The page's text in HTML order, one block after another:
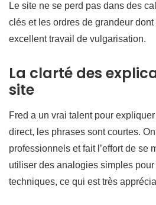
Le site ne se perd pas dans des
clés et les ordres de grandeur
excellent travail de vulgarisation.
La clarté des
site
Fred a un vrai talent pour
direct, les phrases sont courtes.
professionnels et fait l’effort de se
utiliser des analogies simples
techniques, ce qui est très